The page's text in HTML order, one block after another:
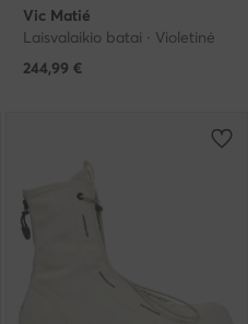
Vic Matié
Laisvalaikio batai · Violetinė
244,99 €